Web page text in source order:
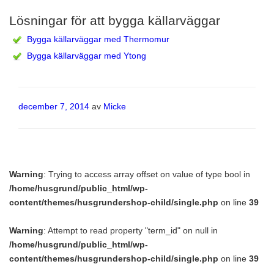
Lösningar för att bygga källarväggar
Bygga källarväggar med Thermomur
Bygga källarväggar med Ytong
Publicerat
december 7, 2014 av Micke
Warning: Trying to access array offset on value of type bool in
/home/husgrund/public_html/wp-
content/themes/husgrundershop-child/single.php on line 39
Warning: Attempt to read property "term_id" on null in
/home/husgrund/public_html/wp-
content/themes/husgrundershop-child/single.php on line 39